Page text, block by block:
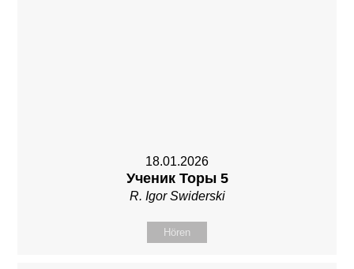
18.01.2026
Ученик Торы 5
R. Igor Swiderski
Hören